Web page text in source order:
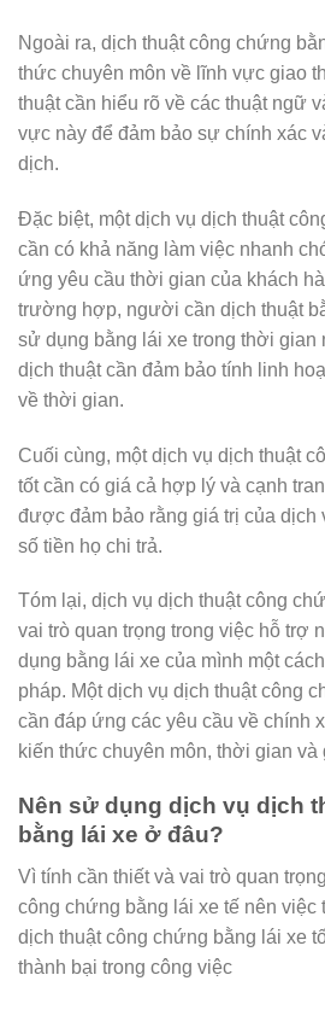
Ngoài ra, dịch thuật công chứng
thức chuyên môn về lĩnh vực giao
thuật cần hiểu rõ về các thuật ngữ
vực này để đảm bảo sự chính xác
dịch.
Đặc biệt, một dịch vụ dịch thuật
cần có khả năng làm việc nhanh
ứng yêu cầu thời gian của khách
trường hợp, người cần dịch thuật
sử dụng bằng lái xe trong thời gian
dịch thuật cần đảm bảo tính linh
về thời gian.
Cuối cùng, một dịch vụ dịch thuật
tốt cần có giá cả hợp lý và cạnh
được đảm bảo rằng giá trị của dịch
số tiền họ chi trả.
Tóm lại, dịch vụ dịch thuật công
vai trò quan trọng trong việc hỗ trợ
dụng bằng lái xe của mình một
pháp. Một dịch vụ dịch thuật công
cần đáp ứng các yêu cầu về chính
kiến thức chuyên môn, thời gian và
Nên sử dụng dịch vụ dịch
bằng lái xe ở đâu?
Vì tính cần thiết và vai trò quan
công chứng bằng lái xe tế nên việc
dịch thuật công chứng bằng lái xe
thành bại trong công việc